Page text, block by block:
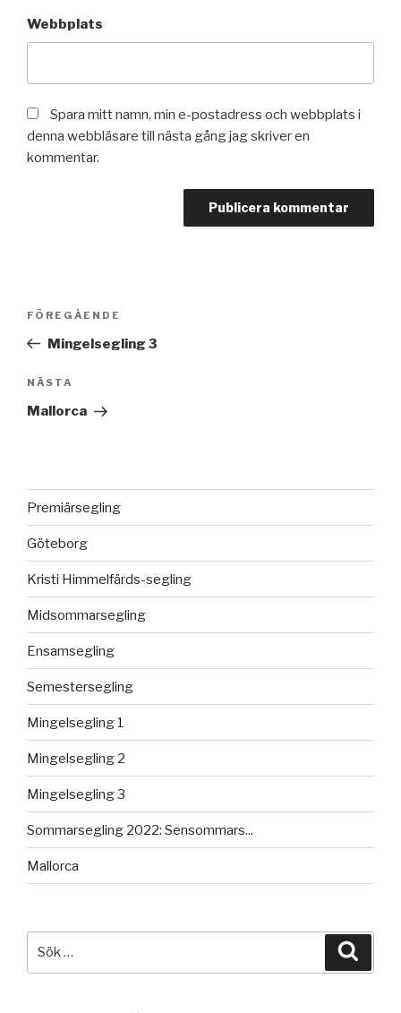
Webbplats
Spara mitt namn, min e-postadress och webbplats i
denna webbläsare till nästa gång jag skriver en
kommentar.
Inläggsnavigering
Föregående
inlägg
FÖREGÅENDE
Mingelsegling 3
Nästa
inlägg
NÄSTA
Mallorca
Premiärsegling
Göteborg
Kristi Himmelfärds-segling
Midsommarsegling
Ensamsegling
Semestersegling
Mingelsegling 1
Mingelsegling 2
Mingelsegling 3
Sommarsegling 2022: Sensommars...
Mallorca